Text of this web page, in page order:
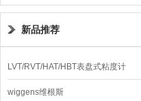
新品推荐
LVT/RVT/HAT/HBT表盘式粘度计
wiggens维根斯